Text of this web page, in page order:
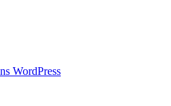
WordPress